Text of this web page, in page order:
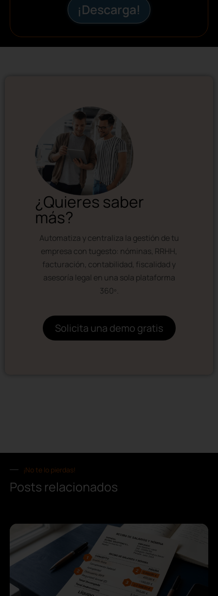
¡Descarga!
¿Quieres saber
más?
Automatiza y centraliza la gestión de tu
empresa con tugesto: nóminas, RRHH,
facturación, contabilidad, fiscalidad y
asesoría legal en una sola plataforma
360º.
Solicita una demo gratis
¡No te lo pierdas!
Posts relacionados